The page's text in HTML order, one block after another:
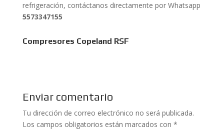
refrigeración, contáctanos directamente por Whatsapp
5573347155
Compresores Copeland RSF
Enviar comentario
Tu dirección de correo electrónico no será publicada.
Los campos obligatorios están marcados con *